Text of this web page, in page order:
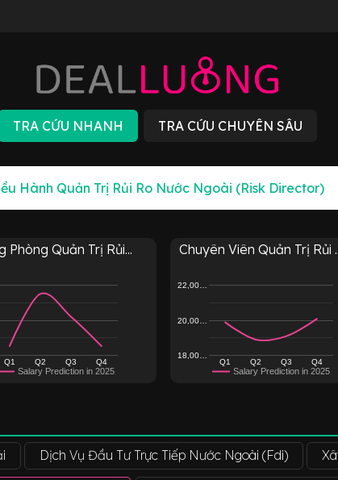
Phòng Quản Trị Rủi...
Salary Prediction in 2025
Q1 Q2 Q3 Q4
Chuyên Viên Quản Trị Rủi
Salary Prediction in 2025
Q1 Q2 Q3 Q4
18,00…
20,00…
22,00…
Dịch Vụ Đầu Tư Trực Tiếp Nước Ngoài (Fdi)